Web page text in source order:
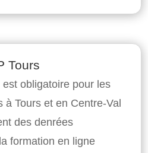
Tours
obligatoire pour les
à Tours et en Centre-Val
des denrées
formation en ligne